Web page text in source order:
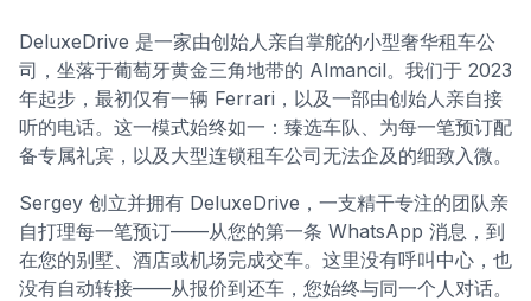
DeluxeDrive 是一家由创始人亲自掌舵的小型奢华租车公
司，坐落于葡萄牙黄金三角地带的 Almancil。我们于 2023
年起步，最初仅有一辆 Ferrari，以及一部由创始人亲自接
听的电话。这一模式始终如一：臻选车队、为每一笔预订配
备专属礼宾，以及大型连锁租车公司无法企及的细致入微。
Sergey 创立并拥有 DeluxeDrive，一支精干专注的团队亲
自打理每一笔预订——从您的第一条 WhatsApp 消息，到
在您的别墅、酒店或机场完成交车。这里没有呼叫中心，也
没有自动转接——从报价到还车，您始终与同一个人对话。